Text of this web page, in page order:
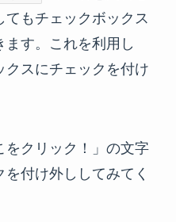
てもチェックボックス
す。これを利用し
クスにチェックを付け
をクリック！」の文字
付け外ししてみてく